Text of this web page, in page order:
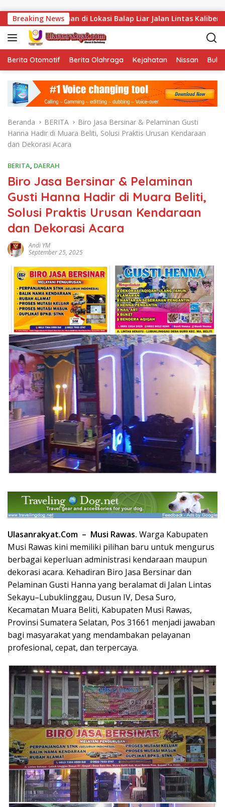
Breaking News
di Lokasi Balap Liar Jalan Lintas Kalibening
Berita Otomotif Berita Olahraga Kejahatan Nissan
Beranda BERITA
Biro Jasa Bersinar & Pelaminan Gusti
Hanna Hadir di Muara Beliti, Solusi Praktis Urusan Kendaraan
dan Dekorasi Acara
BERITA, DAERAH
Biro Jasa Bersinar & Pelaminan
Gusti Hanna Hadir di Muara Beliti,
Solusi Praktis Urusan Kendaraan
dan Dekorasi Acara
Andi YM
September 25, 2025
Ulasanrakyat.Com – Musi Rawas. Warga Kabupaten
Musi Rawas kini memiliki pilihan baru untuk mengurus
berbagai keperluan administrasi kendaraan maupun
dekorasi acara. Kehadiran Biro Jasa Bersinar dan
Pelaminan Gusti Hanna yang beralamat di Jalan Lintas
Sekayu–Lubuklinggau, Dusun IV, Desa Suro,
Kecamatan Muara Beliti, Kabupaten Musi Rawas,
Provinsi Sumatera Selatan, Pos 31661 menjadi jawaban
bagi masyarakat yang mendambakan pelayanan
profesional, cepat, dan terpercaya.